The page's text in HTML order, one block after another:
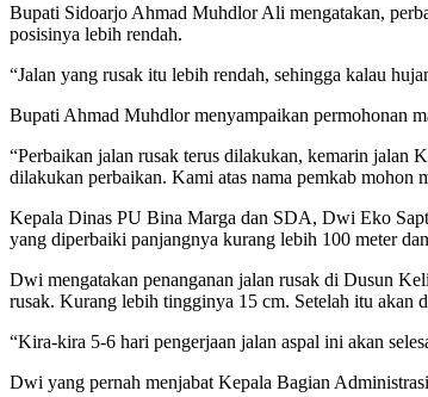
Bupati Sidoarjo Ahmad Muhdlor Ali mengatakan,
posisinya lebih rendah.
“Jalan yang rusak itu lebih rendah, sehingga kalau
Bupati Ahmad Muhdlor menyampaikan permohonan
“Perbaikan jalan rusak terus dilakukan, kemarin jalan
dilakukan perbaikan. Kami atas nama pemkab mohon
Kepala Dinas PU Bina Marga dan SDA, Dwi Eko
yang diperbaiki panjangnya kurang lebih 100 meter
Dwi mengatakan penanganan jalan rusak di Dusun
rusak. Kurang lebih tingginya 15 cm. Setelah itu akan
“Kira-kira 5-6 hari pengerjaan jalan aspal ini akan
Dwi yang pernah menjabat Kepala Bagian